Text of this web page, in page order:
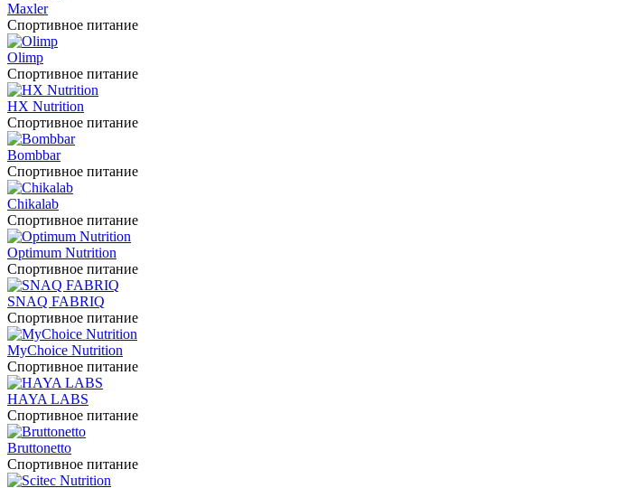
Maxler
Спортивное питание
Olimp
Спортивное питание
HX Nutrition
Спортивное питание
Bombbar
Спортивное питание
Chikalab
Спортивное питание
Optimum Nutrition
Спортивное питание
SNAQ FABRIQ
Спортивное питание
MyChoice Nutrition
Спортивное питание
HAYA LABS
Спортивное питание
Bruttonetto
Спортивное питание